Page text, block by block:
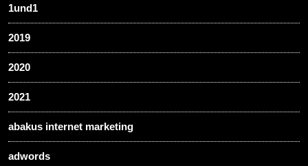
1und1
2019
2020
2021
abakus internet marketing
adwords